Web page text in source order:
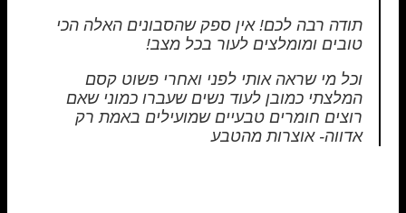
תודה רבה לכם! אין ספק שהסבונים האלה הכי
טובים ומומלצים לעור בכל מצב!
וכל מי שראה אותי לפני ואחרי פשוט קסם
המלצתי כמובן לעוד נשים שעברו כמוני שאם
רוצים חומרים טבעיים שמועילים באמת רק
אדווה- אוצרות מהטבע